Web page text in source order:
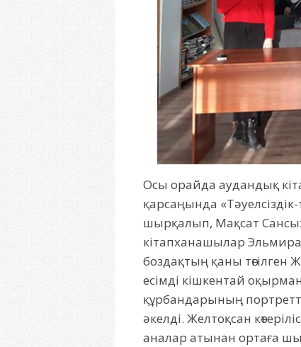
Осы орайда аудандық
қарсаңында
шырқалып, Мақсат
кітапханашылар Эльмира
боздақтың қаны төгілген
есімді кішкентай оқырман
құрбандарының
әкелді. Желтоқсан
аналар атынан ортаға